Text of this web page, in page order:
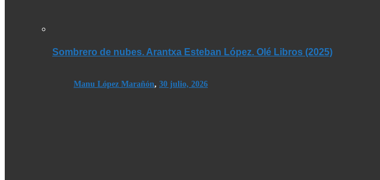
Sombrero de nubes. Arantxa Esteban López. Olé Libros (2025)
Manu López Marañón, 30 julio, 2026